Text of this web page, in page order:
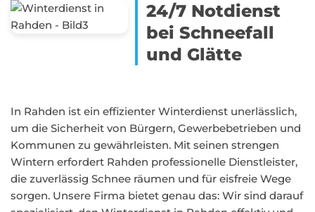
24/7 Notdienst
bei Schneefall
und Glätte
In Rahden ist ein effizienter Winterdienst unerlässlich,
um die Sicherheit von Bürgern, Gewerbebetrieben und
Kommunen zu gewährleisten. Mit seinen strengen
Wintern erfordert Rahden professionelle Dienstleister,
die zuverlässig Schnee räumen und für eisfreie Wege
sorgen. Unsere Firma bietet genau das: Wir sind darauf